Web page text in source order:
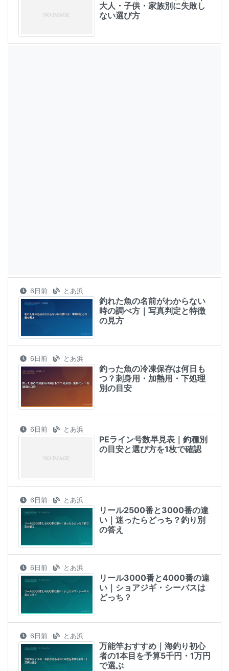
大人・子供・家族別に失敗し
ない選び方
6日前 とあ浜
釣れた魚の名前がわからない
時の調べ方｜写真判定と特徴
の見方
6日前 とあ浜
釣った魚の冷凍保存は何日も
つ？刺身用・加熱用・下処理
別の目安
6日前 とあ浜
PEライン号数早見表｜釣種別
の目安と選び方を1枚で確認
6日前 とあ浜
リール2500番と3000番の違
い｜迷ったらどっち？釣り別
の答え
6日前 とあ浜
リール3000番と4000番の違
い｜ショアジギ・シーバスは
どっち？
6日前 とあ浜
万能竿おすすめ｜海釣り初心
者の1本目を予算5千円・1万円
で選ぶ